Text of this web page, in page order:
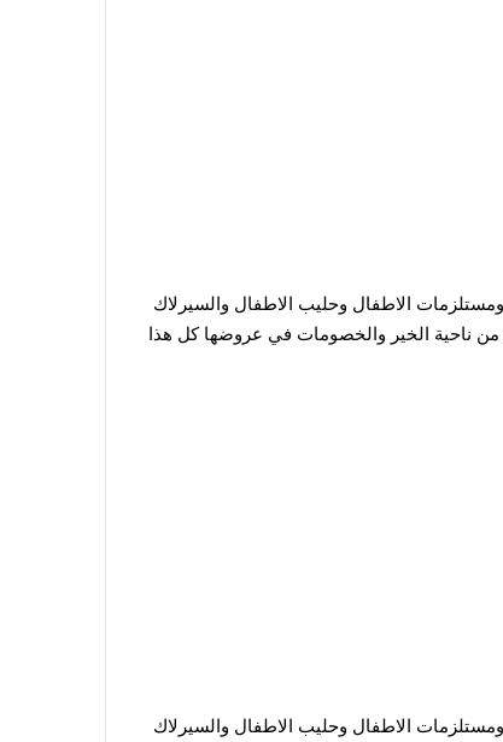
الاطفال وحليب الاطفال والسيرلاك
ناحية الخير والخصومات في عروضها كل هذا
الاطفال وحليب الاطفال والسيرلاك